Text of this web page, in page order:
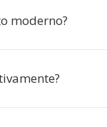
moderno?